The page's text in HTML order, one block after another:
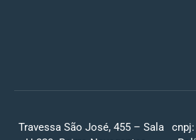
Travessa São José, 455 – Sala